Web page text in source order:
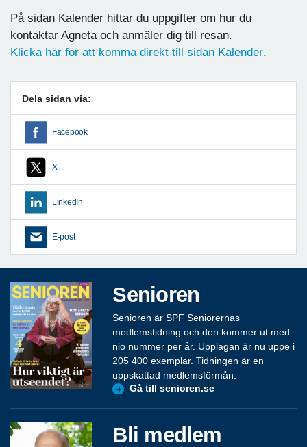
På sidan Kalender hittar du uppgifter om hur du
kontaktar Agneta och anmäler dig till resan.
Klicka här för att komma direkt till sidan Kalender.
Dela sidan via:
Facebook
X
LinkedIn
E-post
Senioren
Senioren är SPF Seniorernas
medlemstidning och den kommer ut med
nio nummer per år. Upplagan är nu uppe i
205 400 exemplar. Tidningen är en
uppskattad medlemsförmån.
Gå till senioren.se
Bli medlem